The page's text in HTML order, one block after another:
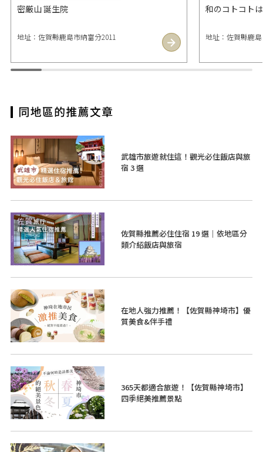
密厳山 誕生院
地址：佐賀縣鹿島市納富分2011
和のコトコト
地址：佐賀縣鹿
武雄市旅遊就住這！觀光必住飯店與旅
宿 3 選
佐賀縣推薦必住住宿 19 選｜依地區分
類介紹飯店與旅宿
在地人強力推薦！【佐賀縣神埼市】優
質美食&伴手禮
365天都適合旅遊！【佐賀縣神埼市】
四季絕美推薦景點